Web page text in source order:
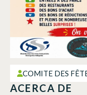
COMITE DES
ACERCA DE